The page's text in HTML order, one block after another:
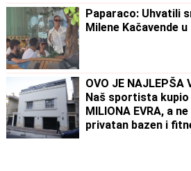
Paparaco: Uhvatili
Milene Kačavende
OVO JE NAJLEPŠA
Naš sportista kupio
MILIONA EVRA, a
privatan bazen i